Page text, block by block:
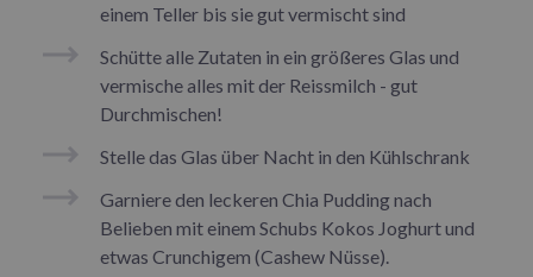
einem Teller bis sie gut vermischt sind
Schütte alle Zutaten in ein größeres Glas und
vermische alles mit der Reissmilch - gut
Durchmischen!
Stelle das Glas über Nacht in den Kühlschrank
Garniere den leckeren Chia Pudding nach
Belieben mit einem Schubs Kokos Joghurt und
etwas Crunchigem (Cashew Nüsse).